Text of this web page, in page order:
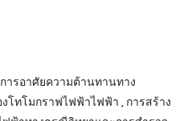
ารอาศัยความต้านทานทาง
ทโมกราฟไฟฟ้าไฟฟ้า , การสร้าง